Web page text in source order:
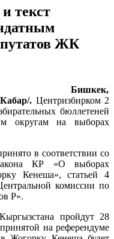
текст
ЖК
Бишкек,
. Центризбирком 2
бюллетеней
округам на выборах
в соответствии со
КР «О выборах
Кенеша», статьей 4
комиссии по
Р».
пройдут 28
на референдуме